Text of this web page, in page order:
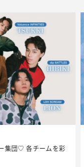
ないメイクをつくる【保